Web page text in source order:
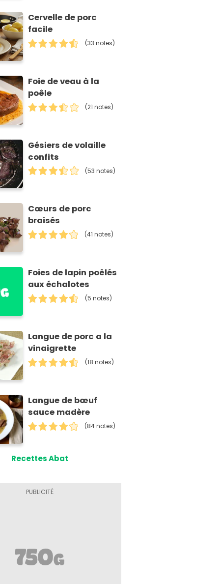
Cervelle de porc
facile
(33 notes)
Foie de veau à la
poêle
(21 notes)
Gésiers de volaille
confits
(53 notes)
Cœurs de porc
braisés
(41 notes)
Foies de lapin poêlés
aux échalotes
(5 notes)
Langue de porc a la
vinaigrette
(18 notes)
Langue de bœuf
sauce madère
(84 notes)
Recettes Abat